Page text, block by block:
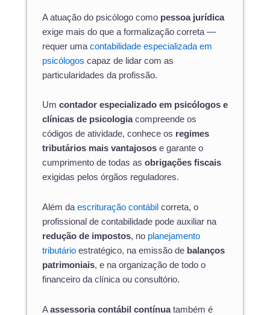
A atuação do psicólogo como pessoa jurídica
exige mais do que a formalização correta —
requer uma contabilidade especializada em
psicólogos capaz de lidar com as
particularidades da profissão.
Um contador especializado em psicólogos e
clínicas de psicologiacompreende os
códigos de atividade, conhece os regimes
tributários mais vantajosos e garante o
cumprimento de todas as obrigações fiscais
exigidas pelos órgãos reguladores.
Além da escrituração contábil correta, o
profissional de contabilidade pode auxiliar na
redução de impostos, no planejamento
tributário estratégico, na emissão de balanços
patrimoniais, e na organização de todo o
financeiro da clínica ou consultório.
Aassessoria contábil contínuatambém é